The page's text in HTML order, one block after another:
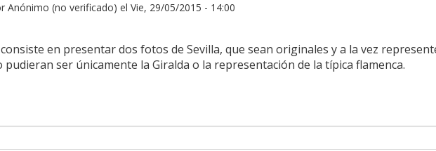
Anónimo (no verificado) el Vie, 29/05/2015 - 14:00
en presentar dos fotos de Sevilla, que sean originales y a la vez
ser únicamente la Giralda o la representación de la típica flamenca.